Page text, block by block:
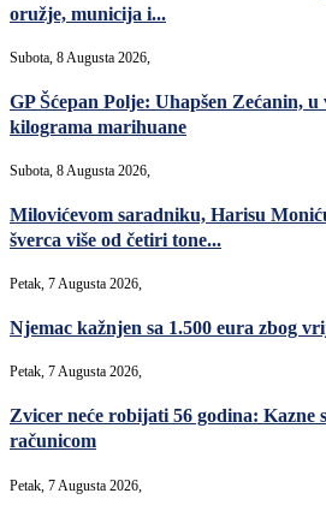
oružje, municija i...
Subota, 8 Augusta 2026,
GP Šćepan Polje: Uhapšen Zećanin,
kilograma marihuane
Subota, 8 Augusta 2026,
Milovićevom saradniku, Harisu
šverca više od četiri tone...
Petak, 7 Augusta 2026,
Njemac kažnjen sa 1.500 eura zbog
Petak, 7 Augusta 2026,
Zvicer neće robijati 56 godina: Kazne
računicom
Petak, 7 Augusta 2026,